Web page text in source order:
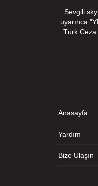
Sevgili
uyarınca
Türk Ceza
Anasayfa
Yardım
Bize Ulaşın